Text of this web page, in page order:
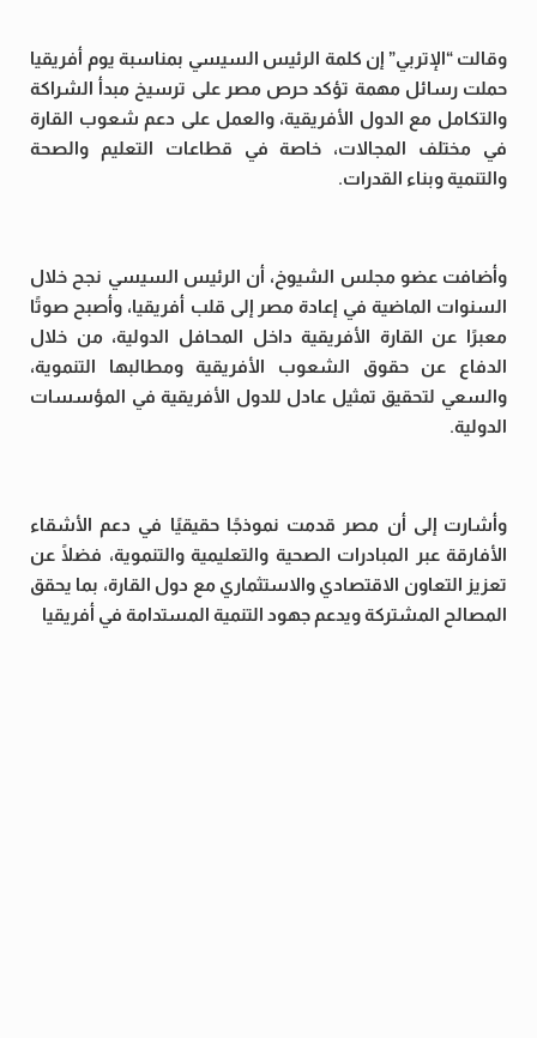
وقالت “الإتربي” إن كلمة الرئيس السيسي بمناسبة يوم أفريقيا
حملت رسائل مهمة تؤكد حرص مصر على ترسيخ مبدأ الشراكة
والتكامل مع الدول الأفريقية، والعمل على دعم شعوب القارة
في مختلف المجالات، خاصة في قطاعات التعليم والصحة
والتنمية وبناء القدرات.
وأضافت عضو مجلس الشيوخ، أن الرئيس السيسي نجح خلال
السنوات الماضية في إعادة مصر إلى قلب أفريقيا، وأصبح صوتًا
معبرًا عن القارة الأفريقية داخل المحافل الدولية، من خلال
الدفاع عن حقوق الشعوب الأفريقية ومطالبها التنموية،
والسعي لتحقيق تمثيل عادل للدول الأفريقية في المؤسسات
الدولية.
وأشارت إلى أن مصر قدمت نموذجًا حقيقيًا في دعم الأشقاء
الأفارقة عبر المبادرات الصحية والتعليمية والتنموية، فضلًا عن
تعزيز التعاون الاقتصادي والاستثماري مع دول القارة، بما يحقق
المصالح المشتركة ويدعم جهود التنمية المستدامة في أفريقيا